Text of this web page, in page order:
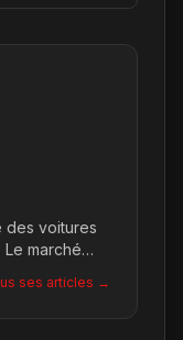
voitures
marché
sa marque
ses articles →